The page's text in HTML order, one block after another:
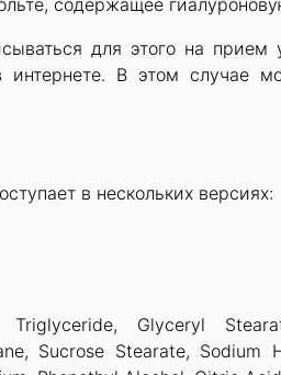
для этого на прием
интернете. В этом случае
в нескольких версиях:
Glyceryl
Sucrose Stearate, Sodium